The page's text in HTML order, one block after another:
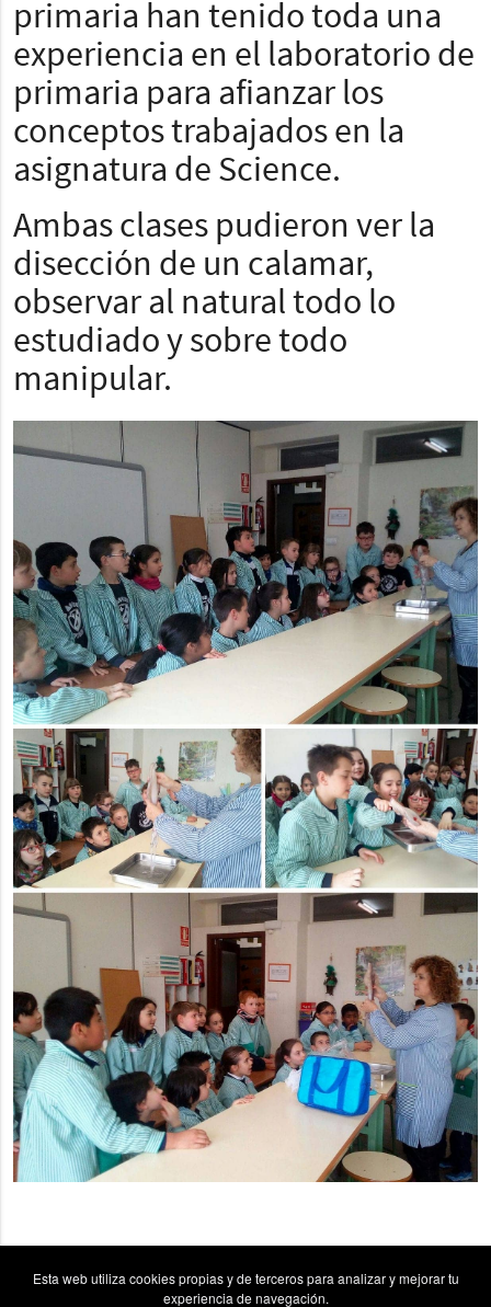
primaria han tenido toda una
experiencia en el laboratorio de
primaria para afianzar los
conceptos trabajados en la
asignatura de Science.
Ambas clases pudieron ver la
disección de un calamar,
observar al natural todo lo
estudiado y sobre todo
manipular.
Esta web utiliza cookies propias y de terceros para analizar y mejorar tu
experiencia de navegación.